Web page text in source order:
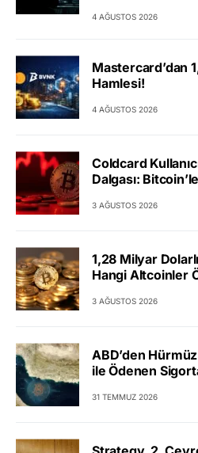
4 AĞUSTOS 2026
Mastercard’dan
Hamlesi!
4 AĞUSTOS 2026
Coldcard
Dalgası:
3 AĞUSTOS 2026
1,28 Milyar
Hangi Altcoinler
3 AĞUSTOS 2026
ABD’den
ile Ödenen
31 TEMMUZ 2026